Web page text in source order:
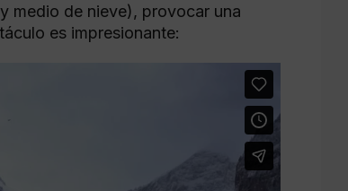
medio de nieve), provocar una
es impresionante: